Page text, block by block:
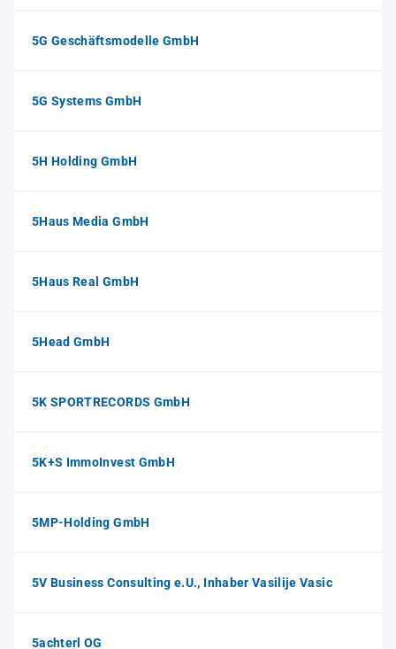
5G Geschäftsmodelle GmbH
5G Systems GmbH
5H Holding GmbH
5Haus Media GmbH
5Haus Real GmbH
5Head GmbH
5K SPORTRECORDS GmbH
5K+S ImmoInvest GmbH
5MP-Holding GmbH
5V Business Consulting e.U., Inhaber Vasilije Vasic
5achterl OG